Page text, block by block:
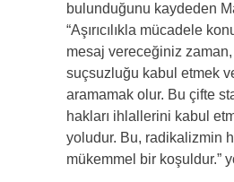
bulunduğunu kaydeden
“Aşırıcılıkla mücadele
mesaj vereceğiniz
suçsuzluğu kabul etmek
aramamak olur. Bu çifte
hakları ihlallerini kabul
yoludur. Bu, radikalizmin
mükemmel bir koşuldur.”